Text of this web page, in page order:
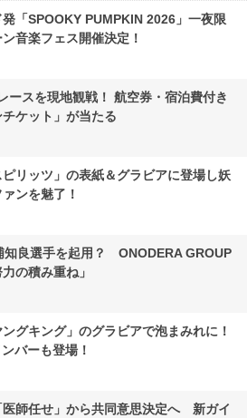
「SPOOKY PUMPKIN 2026」一夜限
音楽フェス開催決定！
ースを現地観戦！ 航空券・宿泊費付き
チケット」が当たる
リッツ」の表紙＆グラビアに登場し妖
ンを魅了！
知良選手を起用？ ONODERA GROUP
の積み重ね」
グキング」のグラビアで泡まみれに！
バーも登場！
医師任せ」から共同意思決定へ 新ガイ